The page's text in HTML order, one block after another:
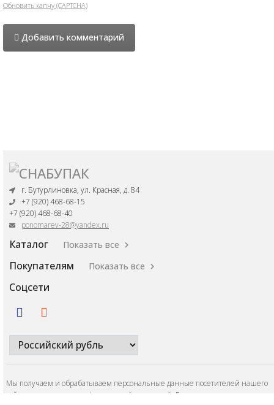
Обновить капчу (CAPTCHA)
Добавить комментарий
г. Бутурлиновка, ул. Красная, д. 84
+7 (920) 468-68-15
+7 (920) 468-68-40
ponomarev-28@yandex.ru
Каталог Показать все
Покупателям Показать все
Соцсети
Мы получаем и обрабатываем персональные данные посетителей нашего
сайта в соответствии с
официальной политикой . Если вы не даете согласия